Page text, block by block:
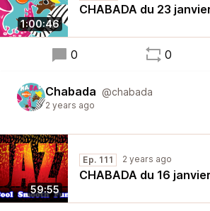
1:00:46
CHABADA du 23
0 0
Chabada @chabada
2 years ago
59:55
Ep. 111 2 years ago
CHABADA du 16